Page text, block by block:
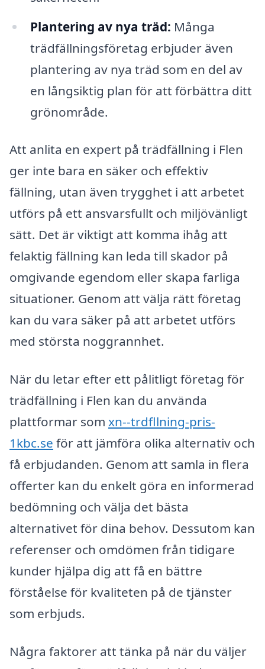
Plantering av nya träd: Många
trädfällningsföretag erbjuder även
plantering av nya träd som en del av
en långsiktig plan för att förbättra ditt
grönområde.
Att anlita en expert på trädfällning i Flen
ger inte bara en säker och effektiv
fällning, utan även trygghet i att arbetet
utförs på ett ansvarsfullt och miljövänligt
sätt. Det är viktigt att komma ihåg att
felaktig fällning kan leda till skador på
omgivande egendom eller skapa farliga
situationer. Genom att välja rätt företag
kan du vara säker på att arbetet utförs
med största noggrannhet.
När du letar efter ett pålitligt företag för
trädfällning i Flen kan du använda
plattformar som xn--trdfllning-pris-
1kbc.se för att jämföra olika alternativ och
få erbjudanden. Genom att samla in flera
offerter kan du enkelt göra en informerad
bedömning och välja det bästa
alternativet för dina behov. Dessutom kan
referenser och omdömen från tidigare
kunder hjälpa dig att få en bättre
förståelse för kvaliteten på de tjänster
som erbjuds.
Några faktorer att tänka på när du väljer